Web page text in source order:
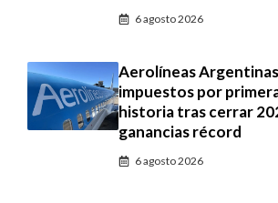
6 agosto 2026
Aerolíneas
impuestos por
historia tras cerrar
ganancias récord
6 agosto 2026